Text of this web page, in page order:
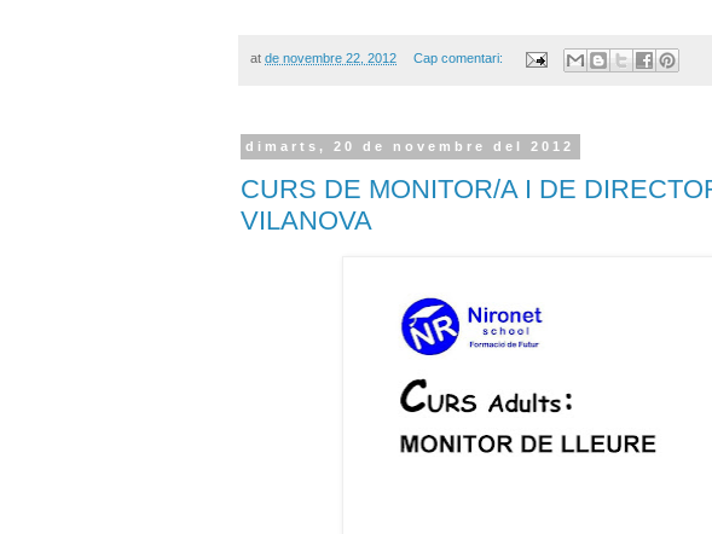
at de novembre 22, 2012 Cap comentari:
dimarts, 20 de novembre del 2012
CURS DE MONITOR/A I DE
VILANOVA